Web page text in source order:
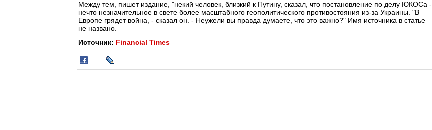
Между тем, пишет издание, "некий человек, близкий к Путину, сказал, что постановление по делу ЮКОСа -
нечто незначительное в свете более масштабного геополитического противостояния из-за Украины. "В
Европе грядет война, - сказал он. - Неужели вы правда думаете, что это важно?" Имя источника в статье
не названо.
Источник: Financial Times